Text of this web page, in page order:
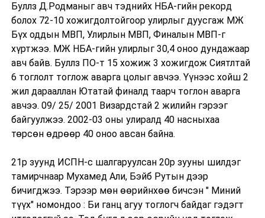
Буллз Д.Родманыг авч тэднийх НБА-гийн рекорд
болох 72-10 хожигдолтойгоор улирлыг дуусгаж МЖ
Бүх оддын МВП, Улирлын МВП, Финалын МВП-г
хүртжээ. МЖ НБА-гийн улирлыг 30,4 оноо дундажаар
авч байв. Буллз ПО-т 15 хожиж 3 хожигдож Сиятлтай
6 тоглолт тоглож аварга цолыг авчээ. Үүнээс хойш 2
жил дарааллан Ютатай финалд таарч тоглон аварга
авчээ. 09/ 25/ 2001 Визардстай 2 жилийн гэрээг
байгуулжээ. 2002-03 оны улиралд 40 насныхаа
төрсөн өдрөөр 40 оноо авсан байна.
21р зуунд ИСПН-с шалгаруулсан 20р зууны шилдэг
тамирчнаар Мухамед Али, Бэйб Рутын дээр
бичигджээ. Тэрээр мөн өөрийнхөө бичсэн " Миний
түүх" номондоо : Би ганц агуу тоглогч байдаг гэдэгт